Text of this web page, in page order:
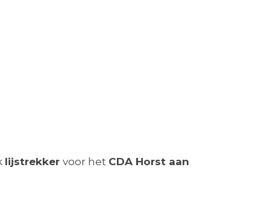
lijstrekker voor het CDA Horst aan